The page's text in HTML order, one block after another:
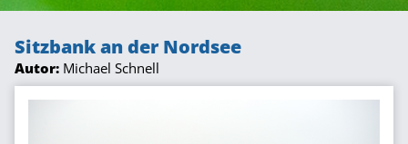
Sitzbank an der Nordsee
Autor: Michael Schnell